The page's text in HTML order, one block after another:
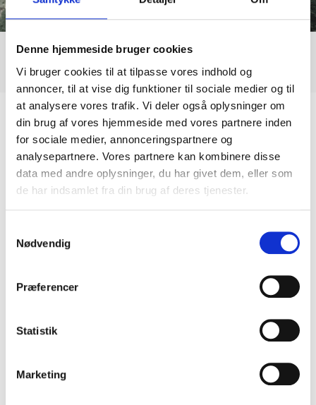
Denne hjemmeside bruger cookies
Vi bruger cookies til at tilpasse vores indhold og
annoncer, til at vise dig funktioner til sociale medier og til
at analysere vores trafik. Vi deler også oplysninger om
din brug af vores hjemmeside med vores partnere inden
for sociale medier, annonceringspartnere og
analysepartnere. Vores partnere kan kombinere disse
data med andre oplysninger, du har givet dem, eller som
de har indsamlet fra din brug af deres tjenester.
Nødvendig
Præferencer
Statistik
Marketing
Verde Alpi
Relaterede Varer
Pietre grey sleben